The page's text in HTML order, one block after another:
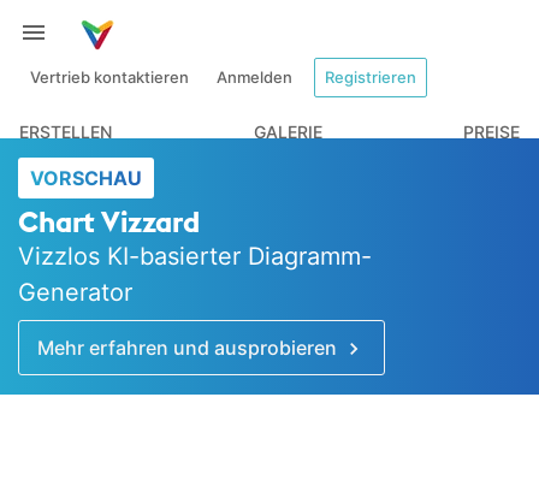
Vertrieb kontaktieren Anmelden Registrieren
ERSTELLEN GALERIE PREISE
VORSCHAU
Chart Vizzard
Vizzlos KI-basierter Diagramm-
Generator
Mehr erfahren und ausprobieren